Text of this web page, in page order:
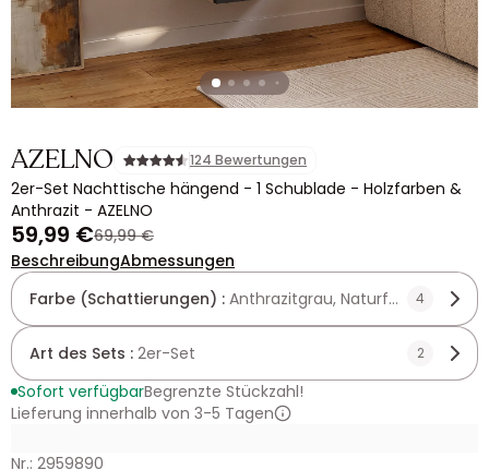
AZELNO 124 Bewertungen
2er-Set Nachttische hängend - 1 Schublade - Holzfarben &
Anthrazit - AZELNO
59,99 €69,99 €
BeschreibungAbmessungen
Farbe (Schattierungen) : Anthrazitgrau, Naturfarben hell
4
Art des Sets : 2er-Set 2
Sofort verfügbarBegrenzte Stückzahl!
Lieferung innerhalb von 3-5 Tagen
Nr.: 2959890